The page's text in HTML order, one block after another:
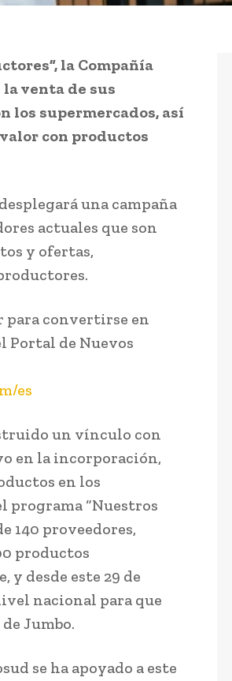
la Compañía
venta de sus
los supermercados, así
con productos
una campaña
actuales que son
y ofertas,
para convertirse en
Portal de Nuevos
es
un vínculo con
en la incorporación,
en los
programa “Nuestros
140 proveedores,
productos
y desde este 29 de
nacional para que
Jumbo.
se ha apoyado a este